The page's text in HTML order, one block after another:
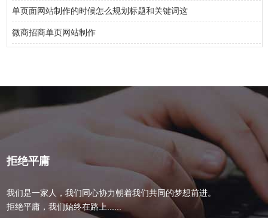
单页面网站制作的时候怎么规划标题和关键词这
微商招商单页网站制作
拒绝平庸
我们是一家人，我们同心协力朝着我们共同的梦想前进。
拒绝平庸，我们始终在路上......